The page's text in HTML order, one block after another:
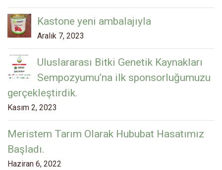
Kastone yeni ambalajıyla
Aralık 7, 2023
Uluslararası Bitki Genetik Kaynakları
Sempozyumu’na ilk sponsorluğumuzu
gerçekleştirdik.
Kasım 2, 2023
Meristem Tarım Olarak Hububat Hasatımız
Başladı.
Haziran 6, 2022